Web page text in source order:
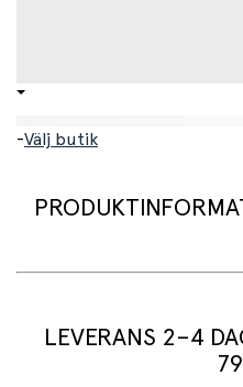
-Välj butik
Praktisk tumstock i trä.
LEVERANS 2–4